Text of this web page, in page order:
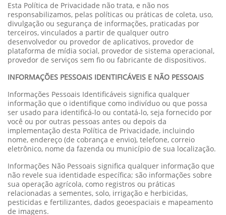
Esta Política de Privacidade não trata, e não nos
responsabilizamos, pelas políticas ou práticas de coleta, uso,
divulgação ou segurança de informações, praticadas por
terceiros, vinculados a partir de qualquer outro
desenvolvedor ou provedor de aplicativos, provedor de
plataforma de mídia social, provedor de sistema operacional,
provedor de serviços sem fio ou fabricante de dispositivos.
INFORMAÇÕES PESSOAIS IDENTIFICÁVEIS E NÃO PESSOAIS
Informações Pessoais Identificáveis significa qualquer
informação que o identifique como indivíduo ou que possa
ser usado para identificá-lo ou contatá-lo, seja fornecido por
você ou por outras pessoas antes ou depois da
implementação desta Política de Privacidade, incluindo
nome, endereço (de cobrança e envio), telefone, correio
eletrônico, nome da fazenda ou município de sua localização.
Informações Não Pessoais significa qualquer informação que
não revele sua identidade específica; são informações sobre
sua operação agrícola, como registros ou práticas
relacionadas a sementes, solo, irrigação e herbicidas,
pesticidas e fertilizantes, dados geoespaciais e mapeamento
de imagens.